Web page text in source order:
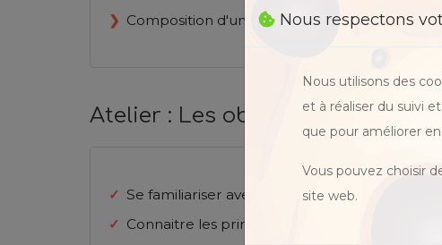
Composition d'une synergie à emporter à
Atelier : Les objectifs
Se familiariser avec les huiles essentielles
Connaitre les principes de précautions de leur
Nous respectons
Nous utilisons des
et à réaliser du suivi
que pour améliorer
Vous pouvez choisir
site web.